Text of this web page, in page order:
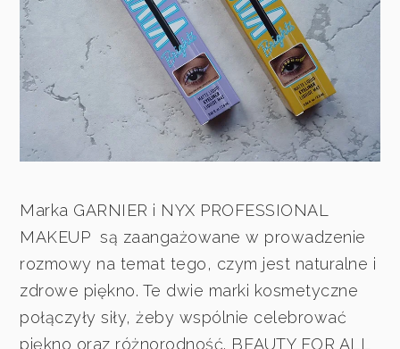
Marka GARNIER i NYX PROFESSIONAL
MAKEUP są zaangażowane w prowadzenie
rozmowy na temat tego, czym jest naturalne i
zdrowe piękno. Te dwie marki kosmetyczne
połączyły siły, żeby wspólnie celebrować
piękno oraz różnorodność. BEAUTY FOR ALL